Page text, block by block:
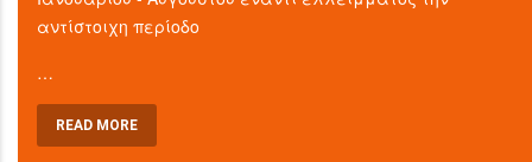
αντίστοιχη περίοδο
…
READ MORE